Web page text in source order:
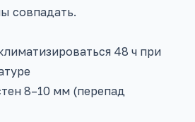
совпадать.
48 ч при
8–10 мм (перепад